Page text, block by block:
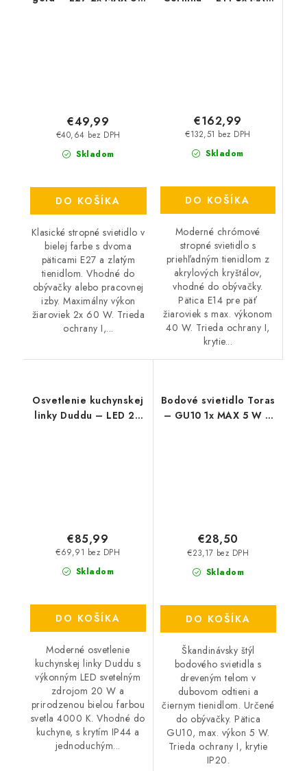
Skladom
€40,64 bez DPH
€49,99
DO KOŠÍKA
Klasické stropné svietidlo v
bielej farbe s dvoma
päticami E27 a zlatým
tienidlom. Vhodné do
obývačky alebo pracovnej
izby. Maximálny výkon
žiaroviek 2x 60 W. Trieda
ochrany I,...
Skladom
€132,51 bez DPH
€162,99
DO KOŠÍKA
Moderné chrómové
stropné svietidlo s
priehľadným tienidlom z
akrylových kryštálov,
vhodné do obývačky.
Pätica E14 pre päť
žiaroviek s max. výkonom
40 W. Trieda ochrany I,
krytie...
Osvetlenie kuchynskej
linky Duddu – LED 20
Skladom
€69,91 bez DPH
€85,99
DO KOŠÍKA
Moderné osvetlenie
kuchynskej linky Duddu s
výkonným LED svetelným
zdrojom 20 W a
prirodzenou bielou farbou
svetla 4000 K. Vhodné do
kuchyne, s krytím IP44 a
jednoduchým...
Bodové svietidlo Toras
– GU10 1x MAX 5 W –
Skladom
€23,17 bez DPH
€28,50
DO KOŠÍKA
Škandinávsky štýl
bodového svietidla s
dreveným telom v
dubovom odtieni a
čiernym tienidlom. Určené
do obývačky. Pätica
GU10, max. výkon 5 W.
Trieda ochrany I, krytie
IP20.